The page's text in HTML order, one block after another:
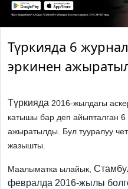
Түркияда 6
эркинен
Түркияда 2016-жылдагы
катышы бар деп айыпталган
ажыратылды. Бул тууралуу
жазышты.
Маалыматка ылайык,
февралда 2016-жылы